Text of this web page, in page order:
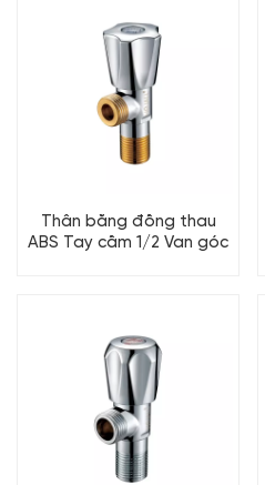
Thân bằng đồng thau
ABS Tay cầm 1/2 Van góc